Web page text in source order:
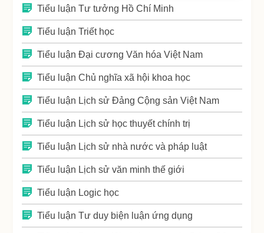
Tiểu luận Tư tưởng Hồ Chí Minh
Tiểu luận Triết học
Tiểu luận Đại cương Văn hóa Việt Nam
Tiểu luận Chủ nghĩa xã hội khoa học
Tiểu luận Lịch sử Đảng Cộng sản Việt Nam
Tiểu luận Lịch sử học thuyết chính trị
Tiểu luận Lịch sử nhà nước và pháp luật
Tiểu luận Lịch sử văn minh thế giới
Tiểu luận Logic học
Tiểu luận Tư duy biện luận ứng dụng